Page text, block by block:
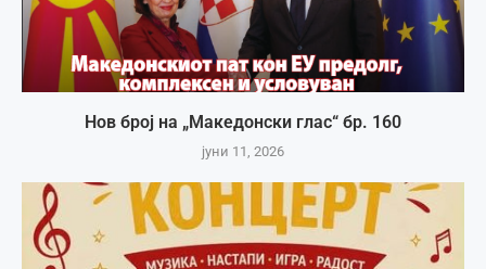
Нов број на „Македонски глас“ бр. 160
јуни 11, 2026